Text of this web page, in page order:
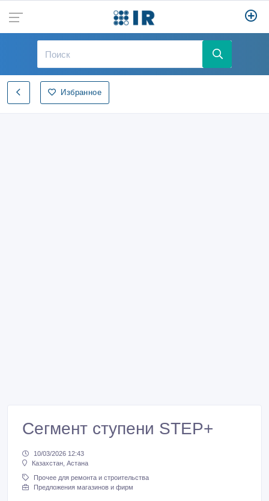
Избранное
Сегмент ступени STEP+
10/03/2026 12:43
Казахстан, Астана
Прочее для ремонта и строительства
Предложения магазинов и фирм